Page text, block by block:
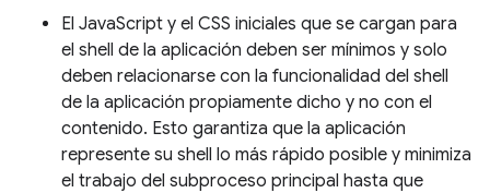
El JavaScript y el CSS iniciales que se cargan para
el shell de la aplicación deben ser mínimos y solo
deben relacionarse con la funcionalidad del shell
de la aplicación propiamente dicho y no con el
contenido. Esto garantiza que la aplicación
represente su shell lo más rápido posible y minimiza
el trabajo del subproceso principal hasta que